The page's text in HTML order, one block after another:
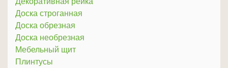
Доска строганная
Доска обрезная
Доска необрезная
Мебельный щит
Плинтусы